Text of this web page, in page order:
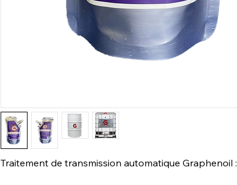
Traitement de transmission automatique Graphenoil :